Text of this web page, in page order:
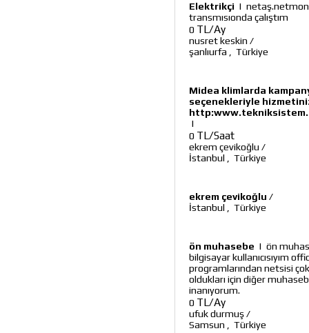
Elektrikçi |
transmısıonda çalıştım
0 TL/Ay
nusret keskin /
şanlıurfa
Türkiye
Midea klimlarda
seçenekleriyle
|
0 TL/Saat
ekrem çevikoğlu /
İstanbul
Türkiye
ekrem çevikoğlu /
İstanbul
Türkiye
ön muhasebe | ön
bilgisayar kullanıcısıyım
programlarından netsisi
oldukları için diğer
inanıyorum.
0 TL/Ay
ufuk durmuş/
Samsun
Türkiye